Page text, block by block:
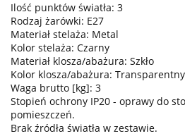
Ilość punktów światła: 3
Rodzaj żarówki: E27
Materiał stelaża: Metal
Kolor stelaża: Czarny
Materiał klosza/abażura: Szkło
Kolor klosza/abażura: Transparentny
Waga brutto [kg]: 3
Stopień ochrony IP20 - oprawy do
pomieszczeń.
Brak źródła światła w zestawie.